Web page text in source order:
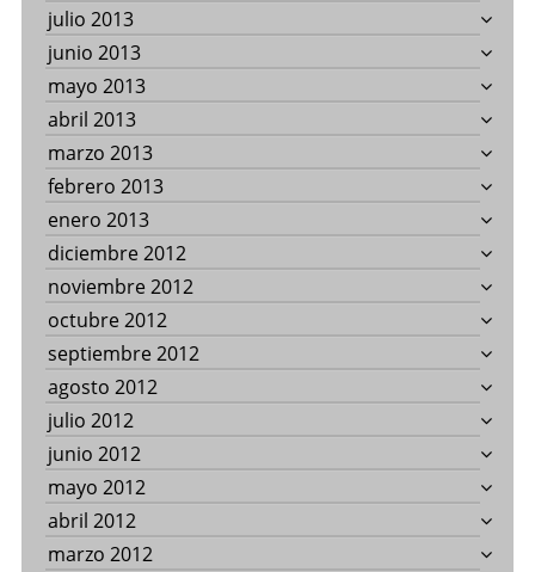
julio 2013
junio 2013
mayo 2013
abril 2013
marzo 2013
febrero 2013
enero 2013
diciembre 2012
noviembre 2012
octubre 2012
septiembre 2012
agosto 2012
julio 2012
junio 2012
mayo 2012
abril 2012
marzo 2012